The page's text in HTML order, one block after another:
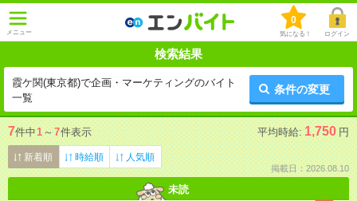
メニュー
0
気になる！ ログイン
検索結果
霞ケ関(東京都)で企画・マーケティングのバイト
一覧
条件の変更
7件中1 ～ 7件表示 平均時給: 1,750 円
新着順 時給順 人気順
掲載日：2026.08.10
未読